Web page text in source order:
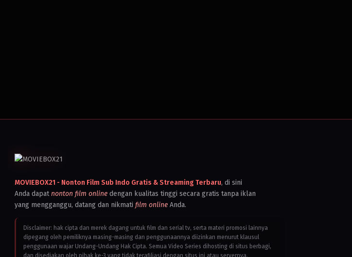
MOVIEBOX21 - Nonton Film Sub Indo Gratis & Streaming Terbaru, di sini
Anda dapatnonton film online dengan kualitas tinggi secara gratis tanpa iklan
yang mengganggu, datang dan nikmati film online Anda.
Disclaimer: hak cipta dan merek dagang untuk film dan serial tv, serta materi promosi lainnya
dipegang oleh pemiliknya masing-masing dan penggunaannya diizinkan menurut klausul
penggunaan wajar Undang-Undang Hak Cipta. Semua Video Series dihosting di situs berbagi,
dan disediakan oleh pihak ke-3 yang tidak terafiliasi dengan situs ini atau servernya.